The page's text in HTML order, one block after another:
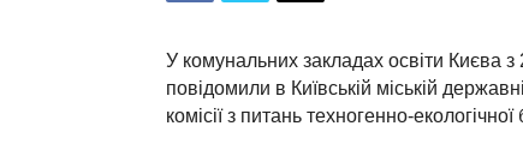
У комунальних закладах освіти Києва
повідомили в Київській міській
комісії з питань техногенно-